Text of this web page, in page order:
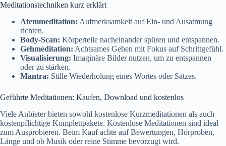
Meditationstechniken kurz erklärt
Atemmeditation: Aufmerksamkeit auf Ein- und Ausatmung
richten.
Body-Scan: Körperteile nacheinander spüren und entspannen.
Gehmeditation: Achtsames Gehen mit Fokus auf Schrittgefühl.
Visualisierung: Imaginäre Bilder nutzen, um zu entspannen
oder zu stärken.
Mantra: Stille Wiederholung eines Wortes oder Satzes.
Geführte Meditationen: Kaufen, Download und kostenlos
Viele Anbieter bieten sowohl kostenlose Kurzmeditationen als auch
kostenpflichtige Komplettpakete. Kostenlose Meditationen sind ideal
zum Ausprobieren. Beim Kauf achte auf Bewertungen, Hörproben,
Länge und ob Musik oder reine Stimme bevorzugt wird.